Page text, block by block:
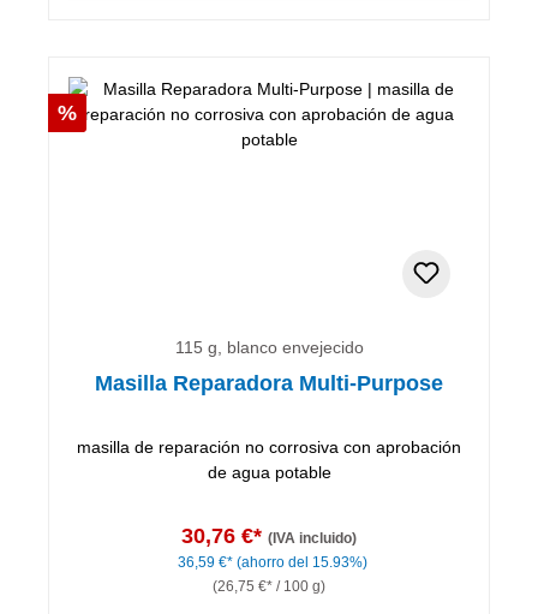
Descuento
%
115 g, blanco envejecido
Masilla Reparadora Multi-Purpose
masilla de reparación no corrosiva con aprobación
de agua potable
30,76 €* (IVA incluido)
36,59 €* (ahorro del 15.93%)
(26,75 €* / 100 g)